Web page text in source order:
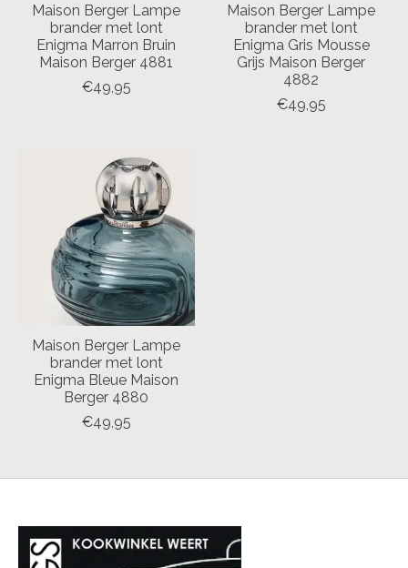
Maison Berger Lampe
brander met lont
Enigma Marron Bruin
Maison Berger 4881
€49,95
Maison Berger Lampe
brander met lont
Enigma Gris Mousse
Grijs Maison Berger
4882
€49,95
Maison Berger Lampe
brander met lont
Enigma Bleue Maison
Berger 4880
€49,95